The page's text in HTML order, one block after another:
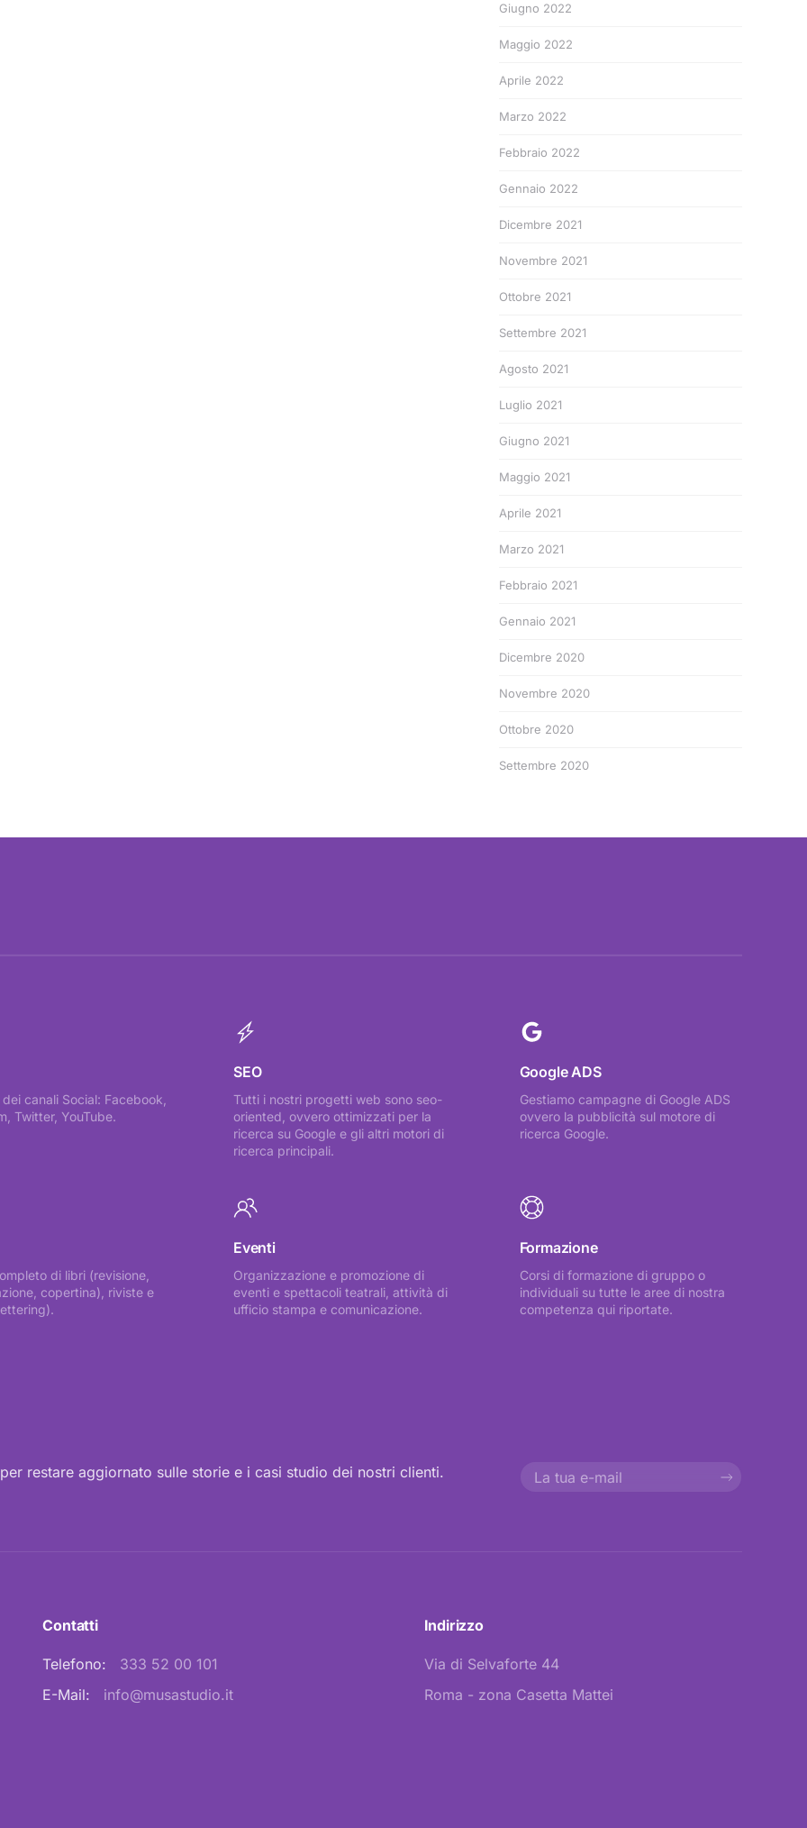
Giugno 2022
Maggio 2022
Aprile 2022
Marzo 2022
Febbraio 2022
Gennaio 2022
Dicembre 2021
Novembre 2021
Ottobre 2021
Settembre 2021
Agosto 2021
Luglio 2021
Giugno 2021
Maggio 2021
Aprile 2021
Marzo 2021
Febbraio 2021
Gennaio 2021
Dicembre 2020
Novembre 2020
Ottobre 2020
Settembre 2020
canali Social: Facebook,
Twitter, YouTube.
SEO
Tutti i nostri progetti web sono seo-
oriented, ovvero ottimizzati per la
ricerca su Google e gli altri motori di
ricerca principali.
Google ADS
Gestiamo campagne di Google ADS
ovvero la pubblicità sul motore di
ricerca Google.
di libri (revisione,
copertina), riviste e
Eventi
Organizzazione e promozione di
eventi e spettacoli teatrali, attività di
ufficio stampa e comunicazione.
Formazione
Corsi di formazione di gruppo o
individuali su tutte le aree di nostra
competenza qui riportate.
restare aggiornato sulle storie e i casi studio dei nostri clienti.
Contatti
Telefono:
333 52 00 101
E-Mail:
info@musastudio.it
Indirizzo
Via di Selvaforte 44
Roma - zona Casetta Mattei